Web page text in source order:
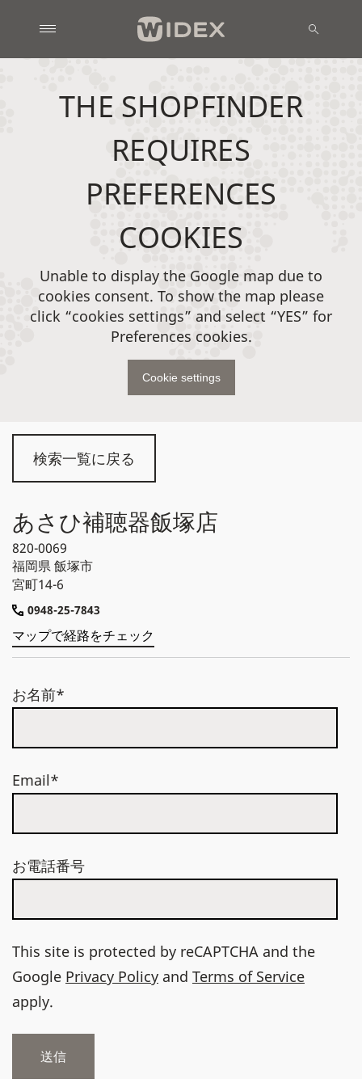
検索一覧に戻る
あさひ補聴器飯塚店
820-0069
福岡県飯塚市
宮町14-6
0948-25-7843
マップで経路をチェック
お名前*
Email*
お電話番号
This site is protected by reCAPTCHA and the
Google Privacy Policy and Terms of Service
apply.
THE SHOPFINDER
REQUIRES
PREFERENCES
COOKIES
Unable to display the Google map due to
cookies consent. To show the map please
click “cookies settings” and select “YES” for
Preferences cookies.
Cookie settings